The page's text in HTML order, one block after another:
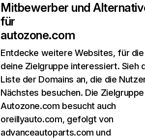
Mitbewerber und
für
autozone.com
Entdecke weitere Websites, für
deine Zielgruppe interessiert. Sieh
Liste der Domains an, die die
Nächstes besuchen. Die
Autozone.com besucht auch
oreillyauto.com, gefolgt von
advanceautoparts.com und